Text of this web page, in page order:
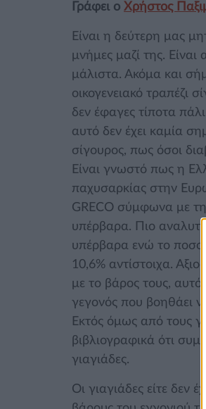
Γράφει ο Χρήστος
Είναι η δεύτερη μας
μνήμες μαζί της.
μάλιστα. Ακόμα και
οικογενειακό τραπέζι
δεν έφαγες τίποτα
αυτό δεν έχει καμία
σίγουρος, πως όσοι
Είναι γνωστό πως η
παχυσαρκίας στην
GRECO σύμφωνα με
υπέρβαρα. Πιο
υπέρβαρα ενώ το
10,6% αντίστοιχα.
με το βάρος τους, αυτό
γεγονός που βοηθάει
Εκτός όμως από τους
βιβλιογραφικά ότι
γιαγιάδες.
Οι γιαγιάδες είτε